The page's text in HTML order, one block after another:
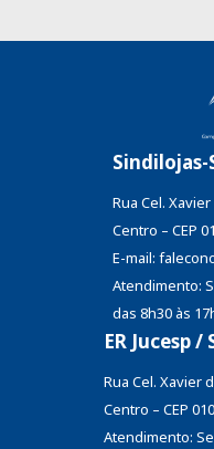
Sindilojas-
Rua Cel.
Centro – CEP
E-mail:
Atendimento:
das 8h30 às
ER Jucesp
Rua Cel. Xavier
Centro – CEP
Atendimento: